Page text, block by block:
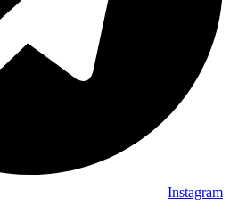
Instagram